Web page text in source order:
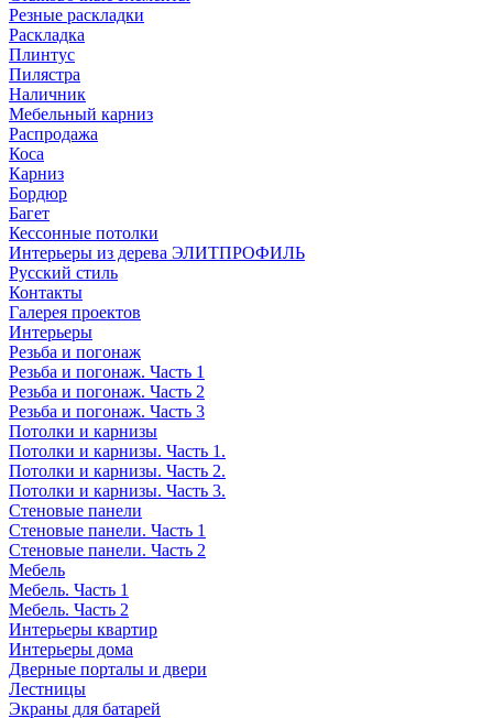
Резные раскладки
Раскладка
Плинтус
Пилястра
Наличник
Мебельный карниз
Распродажа
Коса
Карниз
Бордюр
Багет
Кессонные потолки
Интерьеры из дерева ЭЛИТПРОФИЛЬ
Русский стиль
Контакты
Галерея проектов
Интерьеры
Резьба и погонаж
Резьба и погонаж. Часть 1
Резьба и погонаж. Часть 2
Резьба и погонаж. Часть 3
Потолки и карнизы
Потолки и карнизы. Часть 1.
Потолки и карнизы. Часть 2.
Потолки и карнизы. Часть 3.
Стеновые панели
Стеновые панели. Часть 1
Стеновые панели. Часть 2
Мебель
Мебель. Часть 1
Мебель. Часть 2
Интерьеры квартир
Интерьеры дома
Дверные порталы и двери
Лестницы
Экраны для батарей